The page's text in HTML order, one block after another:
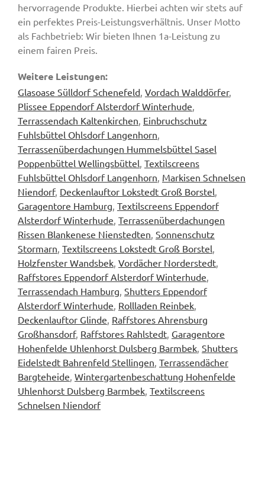
hervorragende Produkte. Hierbei achten wir stets auf
ein perfektes Preis-Leistungsverhältnis. Unser Motto
als Fachbetrieb: Wir bieten Ihnen 1a-Leistung zu
einem fairen Preis.
Weitere Leistungen:
Glasoase Sülldorf Schenefeld, Vordach Walddörfer,
Plissee Eppendorf Alsterdorf Winterhude,
Terrassendach Kaltenkirchen, Einbruchschutz
Fuhlsbüttel Ohlsdorf Langenhorn,
Terrassenüberdachungen Hummelsbüttel Sasel
Poppenbüttel Wellingsbüttel, Textilscreens
Fuhlsbüttel Ohlsdorf Langenhorn, Markisen Schnelsen
Niendorf, Deckenlauftor Lokstedt Groß Borstel,
Garagentore Hamburg, Textilscreens Eppendorf
Alsterdorf Winterhude, Terrassenüberdachungen
Rissen Blankenese Nienstedten, Sonnenschutz
Stormarn, Textilscreens Lokstedt Groß Borstel,
Holzfenster Wandsbek, Vordächer Norderstedt,
Raffstores Eppendorf Alsterdorf Winterhude,
Terrassendach Hamburg, Shutters Eppendorf
Alsterdorf Winterhude, Rollladen Reinbek,
Deckenlauftor Glinde, Raffstores Ahrensburg
Großhansdorf, Raffstores Rahlstedt, Garagentore
Hohenfelde Uhlenhorst Dulsberg Barmbek, Shutters
Eidelstedt Bahrenfeld Stellingen, Terrassendächer
Bargteheide, Wintergartenbeschattung Hohenfelde
Uhlenhorst Dulsberg Barmbek, Textilscreens
Schnelsen Niendorf